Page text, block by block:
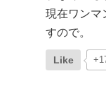
現在ワンマ
すので。
Like